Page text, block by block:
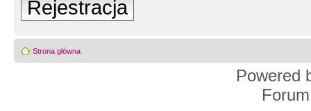
Rejestracja
Strona główna
Powered